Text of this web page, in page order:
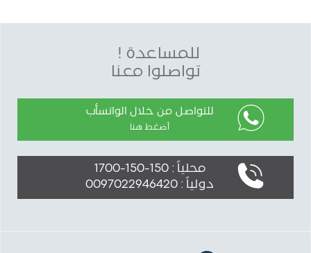
للمساعدة !
تواصلوا معنا
للتواصل من خلال الواتسأب
أضغط هنا
محلياً : 150-150-1700
دولياً : 0097022946420